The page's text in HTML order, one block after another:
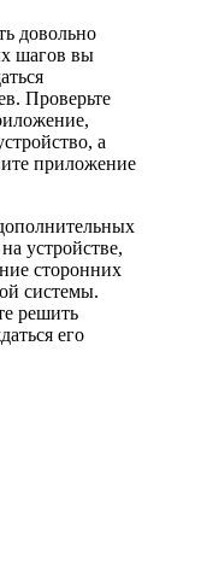
довольно
шагов вы
Проверьте
а
приложение
устройстве,
сторонних
системы.
решить
его